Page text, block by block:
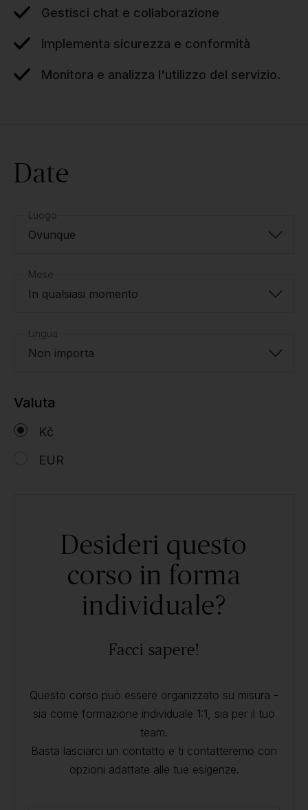
Gestisci chat e collaborazione
Implementa sicurezza e conformità
Monitora e analizza l'utilizzo del servizio.
Date
Luogo
Ovunque
Mese
In qualsiasi momento
Lingua
Non importa
Valuta
Kč
EUR
Desideri questo
corso in forma
individuale?
Facci sapere!
Questo corso può essere organizzato su misura -
sia come formazione individuale 1:1, sia per il tuo
team.
Basta lasciarci un contatto e ti contatteremo con
opzioni adattate alle tue esigenze.